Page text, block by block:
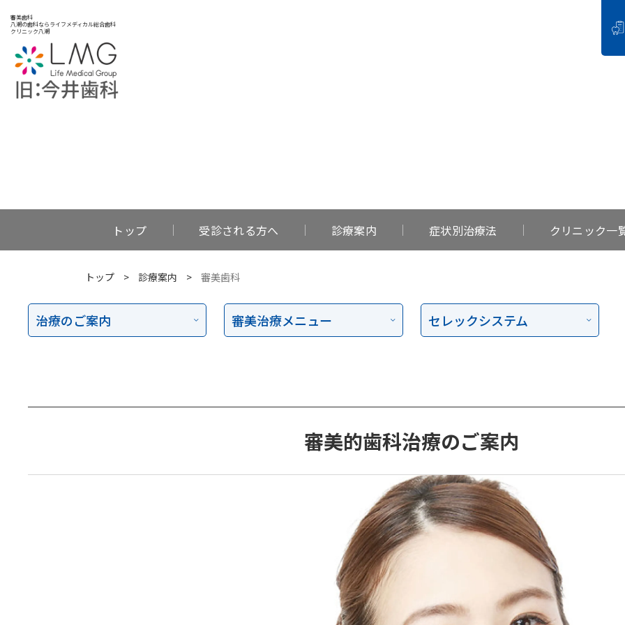
審美歯科
八潮の歯科ならライフメディカル総合歯科
クリニック八潮
トップ 受診される方へ 診療案内 症状別治療法 クリニック一
トップ > 診療案内 > 審美歯科
治療のご案内 審美治療メニュー セレックシステム
審美的歯科治療のご案内